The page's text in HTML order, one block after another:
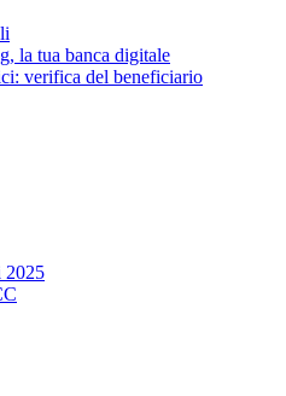
la tua banca digitale
verifica del beneficiario
2025